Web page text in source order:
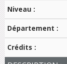
Niveau :
Département :
Crédits :